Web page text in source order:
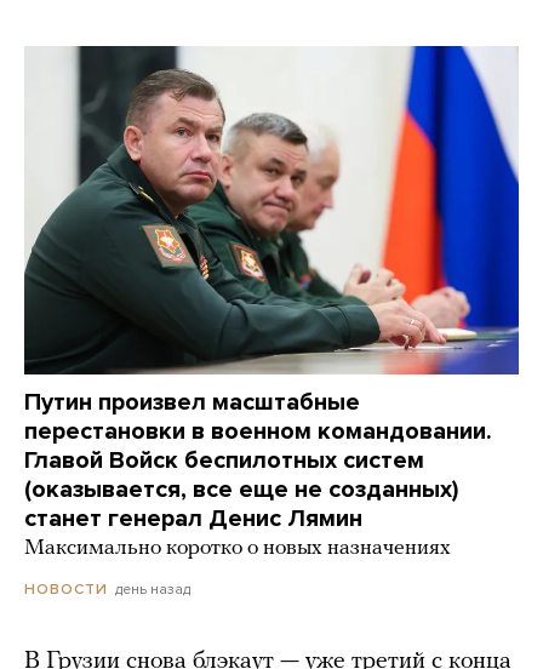
Путин произвел масштабные
перестановки в военном командовании.
Главой Войск беспилотных систем
(оказывается, все еще не созданных)
станет генерал Денис Лямин
Максимально коротко о новых назначениях
НОВОСТИ день назад
В Грузии снова блэкаут — уже третий с конца